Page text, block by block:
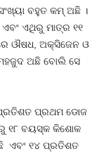
ବହୁତ କମ୍‌ ଅଛି ।
ଏଥିରୁ ମାତ୍ର ୧୧
ଔଷଧ, ଅକ୍‌ସିଜେନ ଓ
ଅଛି ବୋଲି ସେ
ପ୍ରଥମ ଡୋଜ
୧୮ ବୟସ୍କ କିଶୋକ
ଏବଂ ୧୪ ପ୍ରତିଶତ